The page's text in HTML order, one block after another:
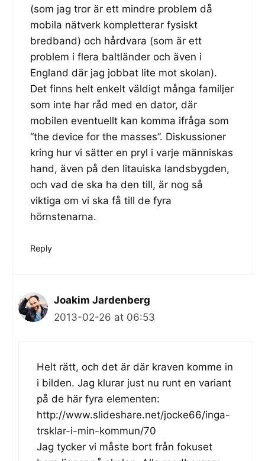
(som jag tror är ett mindre problem då
mobila nätverk kompletterar fysiskt
bredband) och hårdvara (som är ett
problem i flera baltländer och även i
England där jag jobbat lite mot skolan).
Det finns helt enkelt väldigt många familjer
som inte har råd med en dator, där
mobilen eventuellt kan komma ifråga som
“the device for the masses”. Diskussioner
kring hur vi sätter en pryl i varje människas
hand, även på den litauiska landsbygden,
och vad de ska ha den till, är nog så
viktiga om vi ska få till de fyra
hörnstenarna.
Reply
Joakim Jardenberg
2013-02-26 at 06:53
Helt rätt, och det är där kraven komme in
i bilden. Jag klurar just nu runt en variant
på de här fyra elementen:
http://www.slideshare.net/jocke66/inga-
trsklar-i-min-kommun/70
Jag tycker vi måste bort från fokuset